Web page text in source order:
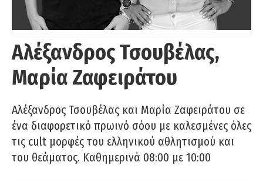
Αλέξανδρος Τσουβέλας,
Μαρία Ζαφειράτου
Αλέξανδρος Τσουβέλας και Μαρία Ζαφειράτου σε
ένα διαφορετικό πρωινό σόου με καλεσμένες όλες
τις cult μορφές του ελληνικού αθλητισμού και
του θεάματος. Καθημερινά 08:00 με 10:00